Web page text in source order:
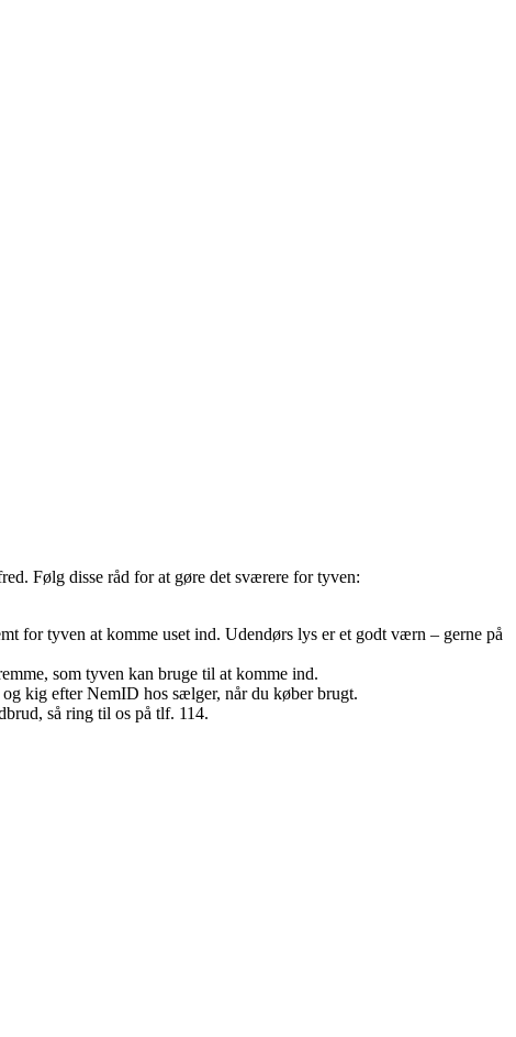
Følg disse råd for at gøre det sværere for tyven:
for tyven at komme uset ind. Udendørs lys er et godt værn – gerne på
som tyven kan bruge til at komme ind.
kig efter NemID hos sælger, når du køber brugt.
så ring til os på tlf. 114.